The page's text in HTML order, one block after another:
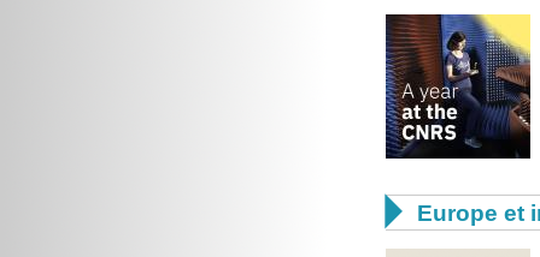
 Europe et